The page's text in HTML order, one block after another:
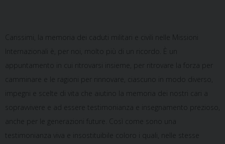
Carissimi, la memoria dei caduti militari e civili nelle Missioni
Internazionali è, per noi, molto più di un ricordo. È un
appuntamento in cui ritrovarsi insieme, per ritrovare la forza per
camminare e le ragioni per rinnovare, ciascuno in modo diverso,
impegni e scelte di vita che aiutino la memoria dei nostri cari a
sopravvivere e ad essere testimonianza e insegnamento prezioso,
anche per le generazioni future. Così come sono una
testimonianza viva e insostituibile coloro i quali, nelle stesse